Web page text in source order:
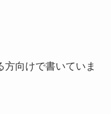
方向けで書いていま